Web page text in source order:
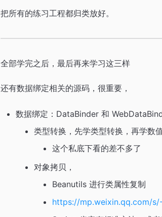
把所有的练习工程都归类放好。
全部学完之后，最后再来学习这三样
还有数据绑定相关的源码，很重要，
数据绑定：DataBinder 和
类型转换，先学类型转换，再学数值
这个私底下看的差不多了
对象拷贝，
Beanutils 进行类属性复制
https://mp.weixin.qq.com/